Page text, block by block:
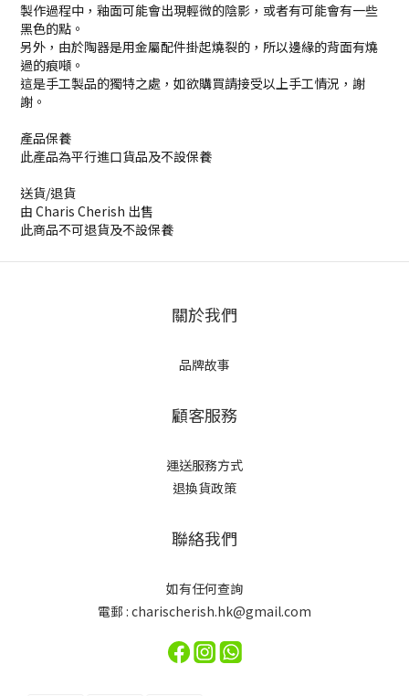
製作過程中，釉面可能會出現輕微的陰影，或者有可能會有一些
黑色的點。
另外，由於陶器是用金屬配件掛起燒裂的，所以邊緣的背面有燒
過的痕噸。
這是手工製品的獨特之處，如欲購買請接受以上手工情況，謝
謝。
產品保養
此產品為平行進口貨品及不設保養
送貨/退貨
由 Charis Cherish 出售
此商品不可退貨及不設保養
關於我們
品牌故事
顧客服務
運送服務方式
退換貨政策
聯絡我們
如有任何查詢
電郵 : charischerish.hk@gmail.com